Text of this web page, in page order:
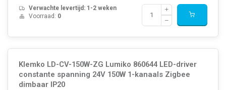
Verwachte levertijd: 1-2 weken
Voorraad: 0
Klemko LD-CV-150W-ZG Lumiko 860644 LED-driver
constante spanning 24V 150W 1-kanaals Zigbee
dimbaar IP20